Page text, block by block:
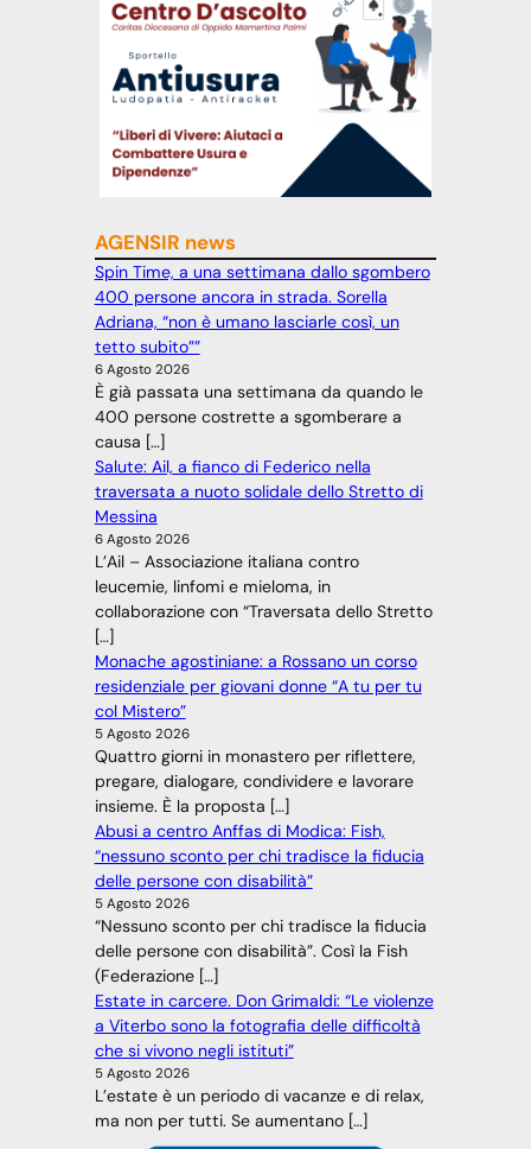
AGENSIR news
Spin Time, a una settimana dallo sgombero
400 persone ancora in strada. Sorella
Adriana, “non è umano lasciarle così, un
tetto subito””
6 Agosto 2026
È già passata una settimana da quando le
400 persone costrette a sgomberare a
causa […]
Salute: Ail, a fianco di Federico nella
traversata a nuoto solidale dello Stretto di
Messina
6 Agosto 2026
L’Ail – Associazione italiana contro
leucemie, linfomi e mieloma, in
collaborazione con “Traversata dello Stretto
[…]
Monache agostiniane: a Rossano un corso
residenziale per giovani donne “A tu per tu
col Mistero”
5 Agosto 2026
Quattro giorni in monastero per riflettere,
pregare, dialogare, condividere e lavorare
insieme. È la proposta […]
Abusi a centro Anffas di Modica: Fish,
“nessuno sconto per chi tradisce la fiducia
delle persone con disabilità”
5 Agosto 2026
“Nessuno sconto per chi tradisce la fiducia
delle persone con disabilità”. Così la Fish
(Federazione […]
Estate in carcere. Don Grimaldi: “Le violenze
a Viterbo sono la fotografia delle difficoltà
che si vivono negli istituti”
5 Agosto 2026
L’estate è un periodo di vacanze e di relax,
ma non per tutti. Se aumentano […]